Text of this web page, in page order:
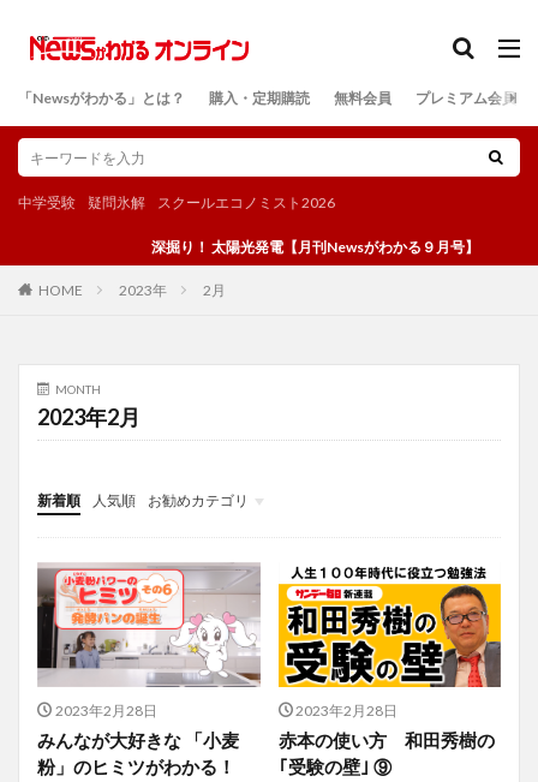
「Newsがわかる」とは？ 購入・定期購読 無料会員 プレミアム会員
中学受験 疑問氷解 スクールエコノミスト2026
深掘り！ 太陽光発電【月刊Newsがわかる９月号】
HOME 2023年 2月
MONTH
2023年2月
新着順 人気順
お勧めカテゴリ
投稿
学び
マンガ
電子書籍
2023年2月28日
みんなが大好きな 「小麦
粉」のヒミツがわかる！
2023年2月28日
赤本の使い方 和田秀樹の
｢受験の壁｣ ⑨
検索